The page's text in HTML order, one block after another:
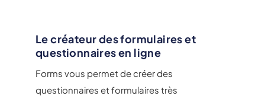
Le créateur des formulaires et
questionnaires en ligne
Forms vous permet de créer des
questionnaires et formulaires très